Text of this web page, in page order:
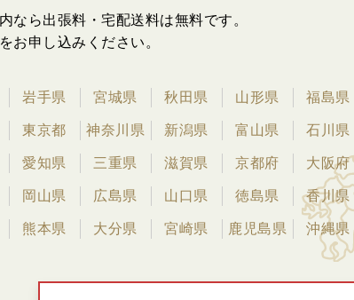
なら出張料・宅配送料は無料です。
お申し込みください。
岩手県 宮城県 秋田県 山形県 福島県
東京都 神奈川県 新潟県 富山県 石川県
愛知県 三重県 滋賀県 京都府 大阪府
岡山県 広島県 山口県 徳島県 香川県
熊本県 大分県 宮崎県 鹿児島県 沖縄県